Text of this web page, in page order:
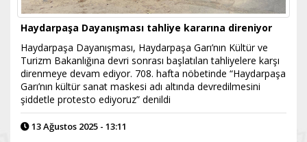
Haydarpaşa Dayanışması tahliye kararına direniyor
Haydarpaşa Dayanışması, Haydarpaşa Garı’nın Kültür ve
Turizm Bakanlığına devri sonrası başlatılan tahliyelere karşı
direnmeye devam ediyor. 708. hafta nöbetinde “Haydarpaşa
Garı’nın kültür sanat maskesi adı altında devredilmesini
şiddetle protesto ediyoruz” denildi
13 Ağustos 2025 - 13:11